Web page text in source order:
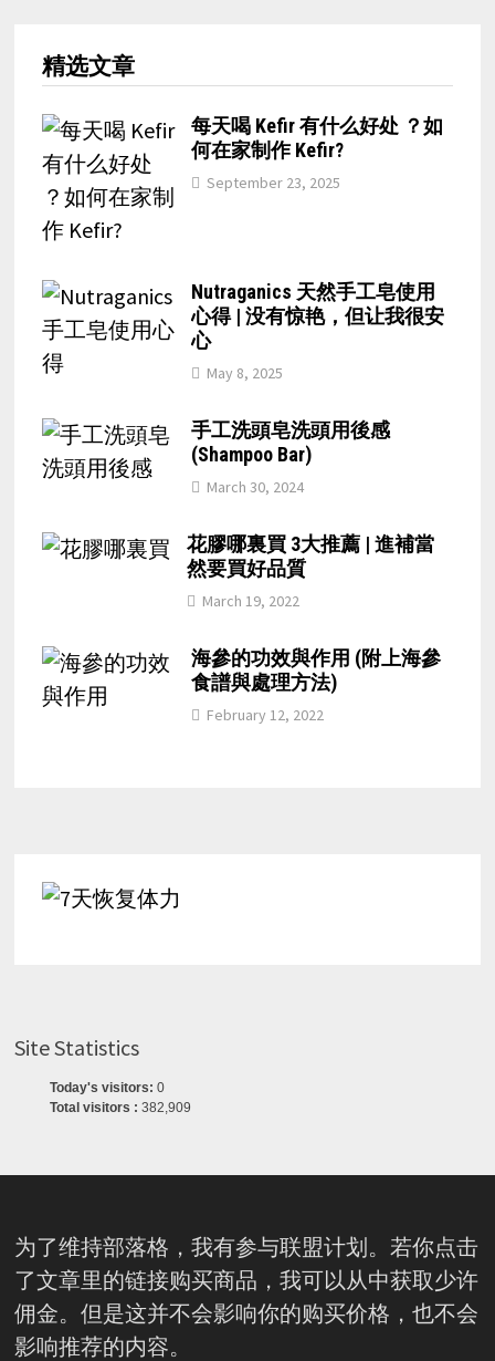
精选文章
每天喝 Kefir 有什么好处 ？如
何在家制作 Kefir?
September 23, 2025
Nutraganics 天然手工皂使用
心得 | 没有惊艳，但让我很安
心
May 8, 2025
手工洗頭皂洗頭用後感
(Shampoo Bar)
March 30, 2024
花膠哪裏買 3大推薦 | 進補當
然要買好品質
March 19, 2022
海參的功效與作用 (附上海參
食譜與處理方法)
February 12, 2022
Site Statistics
Today's visitors: 0
Total visitors : 382,909
为了维持部落格，我有参与联盟计划。若你点击
了文章里的链接购买商品，我可以从中获取少许
佣金。但是这并不会影响你的购买价格，也不会
影响推荐的内容。